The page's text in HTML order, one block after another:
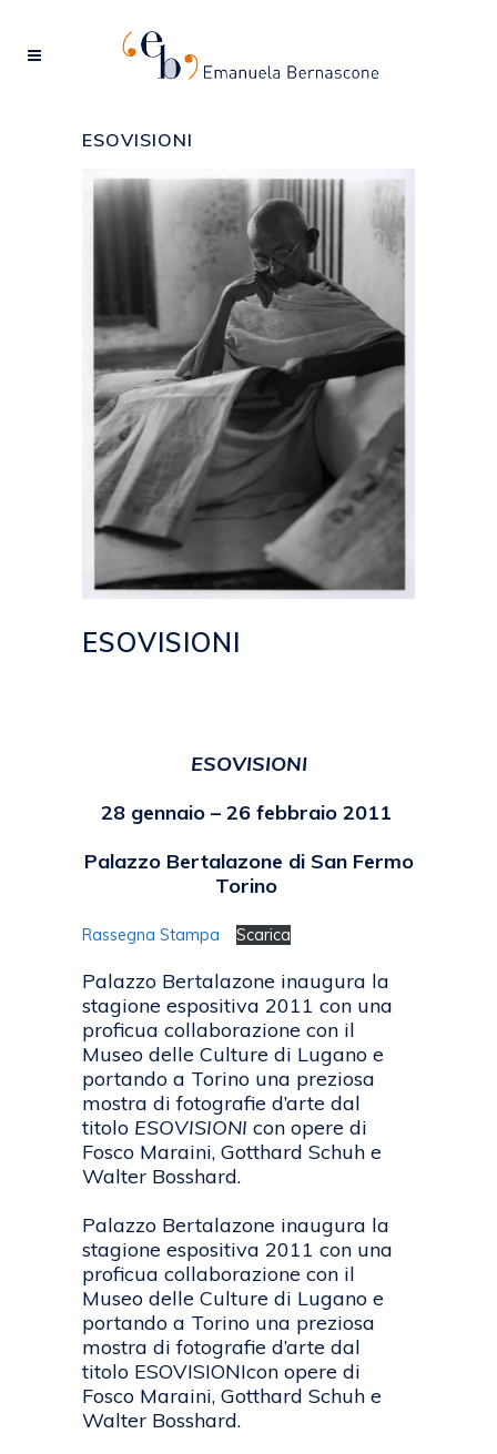
ESOVISIONI
ESOVISIONI
ESOVISIONI
28 gennaio – 26 febbraio 2011
Palazzo Bertalazone di San Fermo
Torino
Rassegna Stampa Scarica
Palazzo Bertalazone inaugura la
stagione espositiva 2011 con una
proficua collaborazione con il
Museo delle Culture di Lugano e
portando a Torino una preziosa
mostra di fotografie d’arte dal
titolo ESOVISIONI con opere di
Fosco Maraini, Gotthard Schuh e
Walter Bosshard.
Palazzo Bertalazone inaugura la
stagione espositiva 2011 con una
proficua collaborazione con il
Museo delle Culture di Lugano e
portando a Torino una preziosa
mostra di fotografie d’arte dal
titolo ESOVISIONIcon opere di
Fosco Maraini, Gotthard Schuh e
Walter Bosshard.